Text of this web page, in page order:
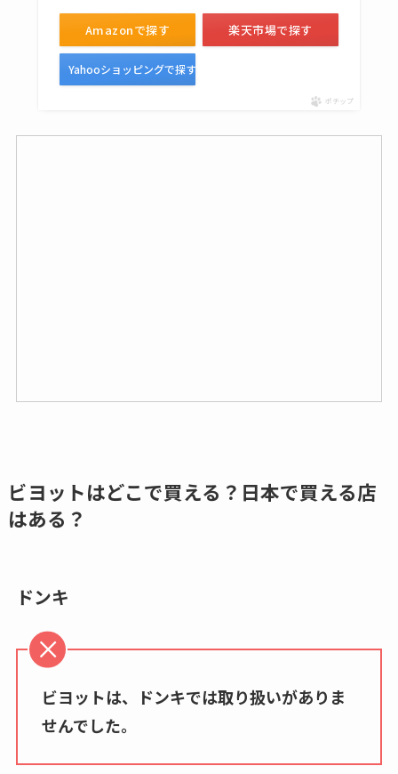
Amazonで探す 楽天市場で探す
Yahooショッピングで探す
ポチップ
ビヨットはどこで買える？日本で買える店
はある？
ドンキ
ビヨットは、ドンキでは取り扱いがありま
せんでした。